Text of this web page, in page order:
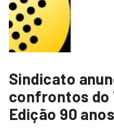
Sindicato
confrontos do
Edição 90 anos